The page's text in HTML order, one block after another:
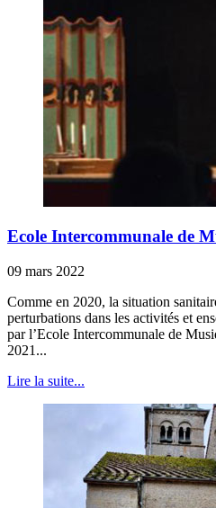
Ecole Intercommunale de
09 mars 2022
Comme en 2020, la situation
perturbations dans les activités et
par l’Ecole Intercommunale de
2021...
Lire la suite...